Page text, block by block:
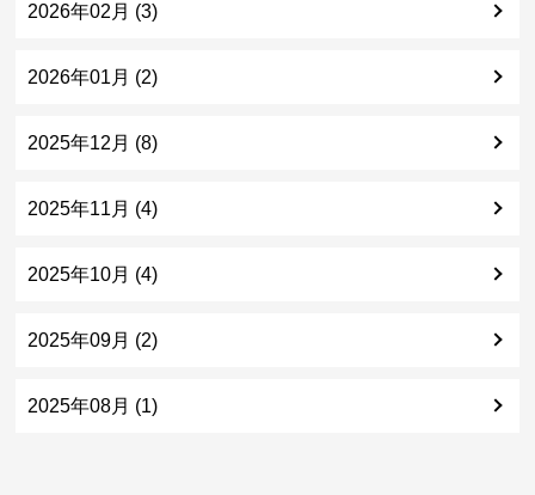
2026年02月 (3)
2026年01月 (2)
2025年12月 (8)
2025年11月 (4)
2025年10月 (4)
2025年09月 (2)
2025年08月 (1)